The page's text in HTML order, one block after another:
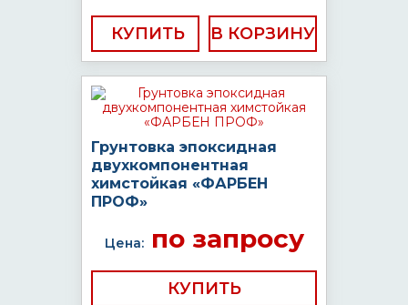
КУПИТЬ
Грунтовка эпоксидная
двухкомпонентная
химстойкая «ФАРБЕН
ПРОФ»
Цена:по запросу
КУПИТЬ